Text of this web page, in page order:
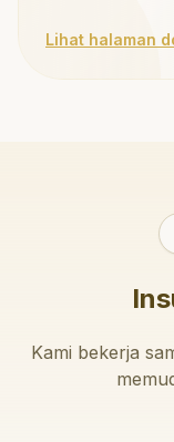
Lihat halaman
Kami bekerja